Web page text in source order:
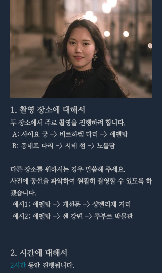
1. 촬영 장소에 대해서
​두 장소에서 주로 촬영을 진행하려 합니다.
A: 샤이요 궁 -> 비르하켐 다리 -> 에펠탑
B: 퐁네프 다리 -> 시테 섬 -> 노틀담
​다른 장소를 원하시는 경우 말씀해 주세요.
사전에 동선을 파악하여 원활히 촬영할 수 있도록 하
겠습니다.
예시1; 에펠탑 -> 개선문 -> 샹젤리제 거리
예시2; 에펠탑 -> 센 강변 -> 루부르 박물관
2. 시간에 대해서
2시간동안 진행됩니다.